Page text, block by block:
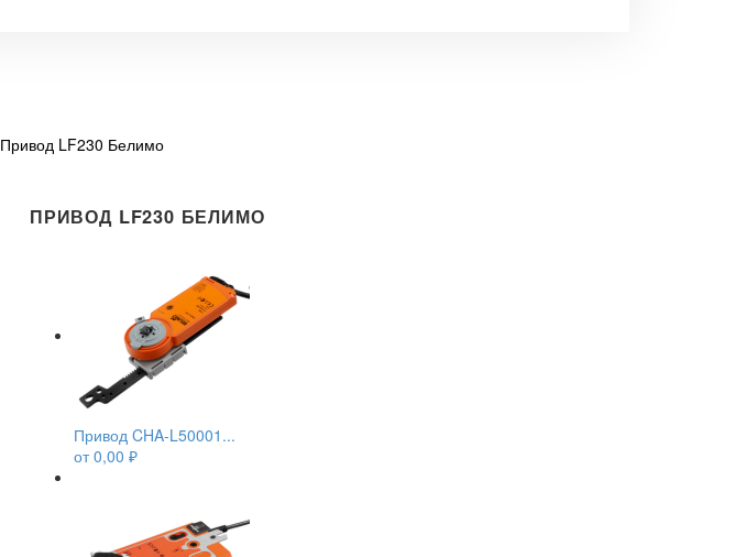
Привод LF230 Белимо
ПРИВОД LF230 БЕЛИМО
Привод CHA-L50001...
от0,00 ₽